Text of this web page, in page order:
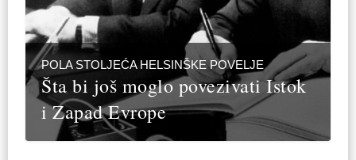
POLA STOLJEĆA HELSINŠKE POVELJE
Šta bi još moglo povezivati Istok
i Zapad Evrope